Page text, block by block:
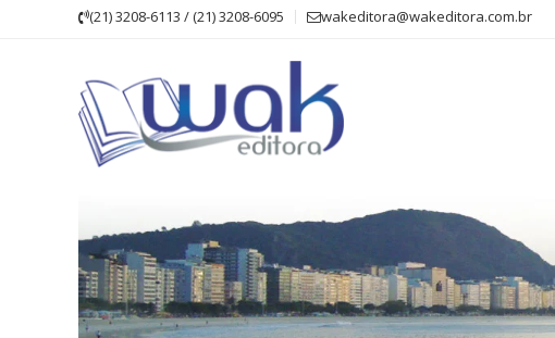
(21) 3208-6113 / (21) 3208-6095 wakeditora@wakeditora.com.br